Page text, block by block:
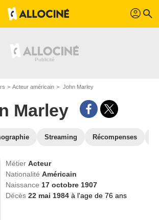
profil search
Acteur américain John Marley
Marley
Streaming Récompenses
MétierActeur
NationalitéAméricain
Naissance 17 octobre 1907
Décès22 mai 1984à l'age de 76 ans